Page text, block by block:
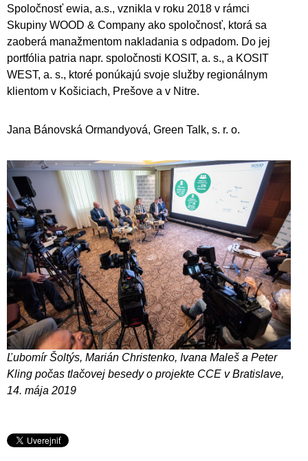
Spoločnosť ewia, a.s., vznikla v roku 2018 v rámci
Skupiny WOOD & Company ako spoločnosť, ktorá sa
zaoberá manažmentom nakladania s odpadom. Do jej
portfólia patria napr. spoločnosti KOSIT, a. s., a KOSIT
WEST, a. s., ktoré ponúkajú svoje služby regionálnym
klientom v Košiciach, Prešove a v Nitre.
Jana Bánovská Ormandyová, Green Talk, s. r. o.
Ľubomír Šoltýs, Marián Christenko, Ivana Maleš a Peter
Kling počas tlačovej besedy o projekte CCE v Bratislave,
14. mája 2019